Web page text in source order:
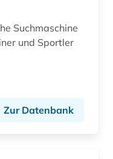
Suchmaschine
und Sportler
Zur Datenbank